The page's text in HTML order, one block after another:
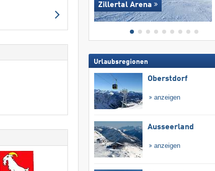
Zillertal Arena
Urlaubsregionen
Oberstdorf
anzeigen
Ausseerland
anzeigen